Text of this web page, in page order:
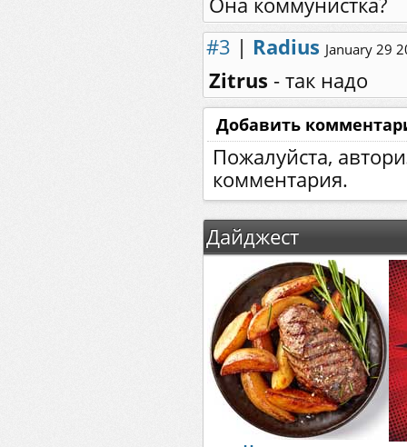
#3 | Radius January 29
Zitrus - так надо
Добавить
Пожалуйста,
комментария.
Дайджест